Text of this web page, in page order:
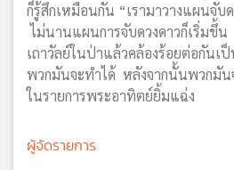
ก็รู้สึกเหมือนกัน “เรามาวางแผนจับ
ไม่นานแผนการจับดวงดาวก็เริ่มขึ้
เถาวัลย์ในป่าแล้วคล้องร้อยต่อกันเ
พวกมันจะทำได้ หลังจากนั้นพวกมัน
ในรายการพระอาทิตย์ยิ้มแฉ่ง
ผู้จัดรายการ